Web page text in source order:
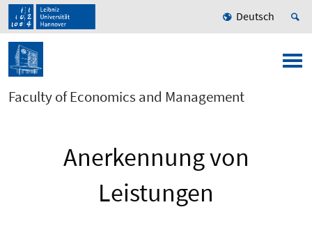
Deutsch
Faculty of Economics and Management
Anerkennung von
Leistungen